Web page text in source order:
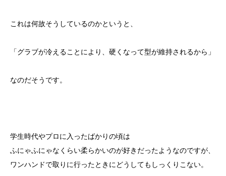
これは何故そうしているのかというと、
「グラブが冷えることにより、硬くなって型が維持されるから」
なのだそうです。
学生時代やプロに入ったばかりの頃は
ふにゃふにゃなくらい柔らかいのが好きだったようなのですが、
ワンハンドで取りに行ったときにどうしてもしっくりこない。